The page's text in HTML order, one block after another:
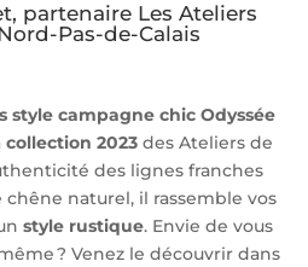
partenaire Les Ateliers
Pas-de-Calais
style campagne chic Odyssée
collection 2023 des Ateliers de
des lignes franches
naturel, il rassemble vos
style rustique. Envie de vous
? Venez le découvrir dans